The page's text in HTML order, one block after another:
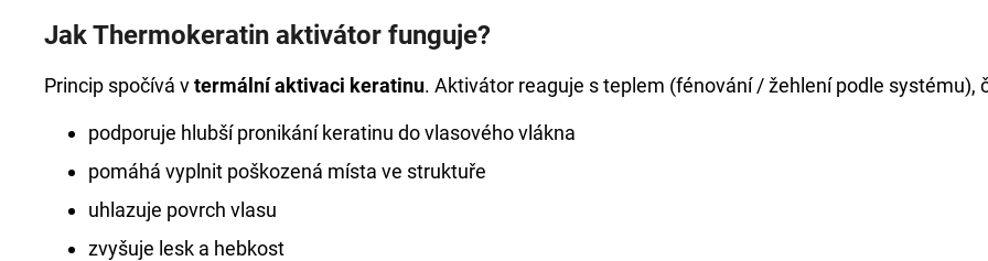
Jak Thermokeratin aktivátor funguje?
Princip spočívá vtermální aktivaci keratinu. Aktivátor reaguje s teplem (fénování / žehlení podle systému),
podporuje hlubší pronikání keratinu do vlasového vlákna
pomáhá vyplnit poškozená místa ve struktuře
uhlazuje povrch vlasu
zvyšuje lesk a hebkost